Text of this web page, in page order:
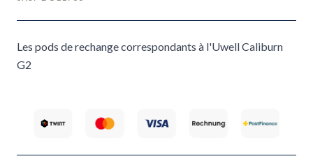
Les pods de rechange correspondants à l'Uwell Caliburn
G2